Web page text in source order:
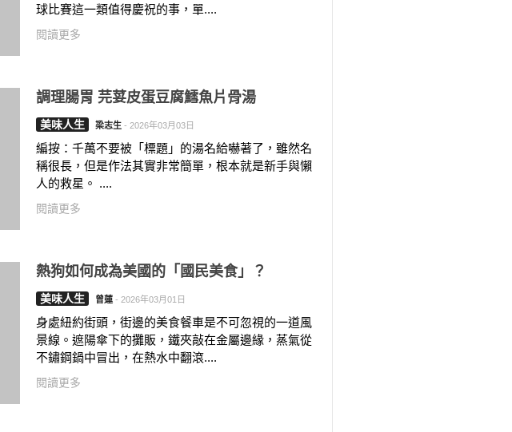
球比賽這一類值得慶祝的事，單....
閱讀更多
調理腸胃 芫荽皮蛋豆腐鱈魚片骨湯
美味人生 梁志生 - 2026年03月03日
編按：千萬不要被「標題」的湯名給嚇著了，雖然名
稱很長，但是作法其實非常簡單，根本就是新手與懶
人的救星。 ....
閱讀更多
熱狗如何成為美國的「國民美食」？
美味人生 曾蓮 - 2026年03月01日
身處紐約街頭，街邊的美食餐車是不可忽視的一道風
景線。遮陽傘下的攤販，鐵夾敲在金屬邊緣，蒸氣從
不鏽鋼鍋中冒出，在熱水中翻滾....
閱讀更多